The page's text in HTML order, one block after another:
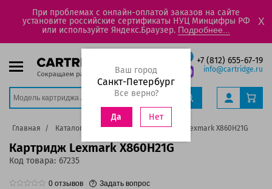
При проблемах с онлайн-оплатой заказов на сайте
установите российские сертификаты НУЦ Минцифры РФ
или используйте Яндекс.Браузер. Подробнее...
X
+7 (812) 655-67-19
info@cartridge.ru
Ваш город
Санкт-Петербург
Все верно?
Да Нет
Главная Каталог Картриджи Картридж Lexmark X860H21G
Картридж Lexmark X860H21G
Код товара: 67235
0 отзывов Задать вопрос